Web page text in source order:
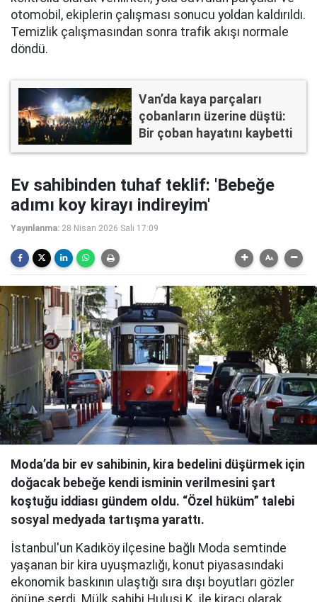
otomobil, ekiplerin çalışması sonucu yoldan kaldırıldı.
Temizlik çalışmasından sonra trafik akışı normale
döndü.
Van’da kaya parçaları
çobanların üzerine düştü:
Bir çoban hayatını kaybetti
Ev sahibinden tuhaf teklif: 'Bebeğe
adımı koy kirayı indireyim'
Yayınlanma: 28 Nisan 2026 Salı 17:09
Moda’da bir ev sahibinin, kira bedelini düşürmek için
doğacak bebeğe kendi isminin verilmesini şart
koştuğu iddiası gündem oldu. “Özel hüküm” talebi
sosyal medyada tartışma yarattı.
İstanbul'un Kadıköy ilçesine bağlı Moda semtinde
yaşanan bir kira uyuşmazlığı, konut piyasasındaki
ekonomik baskının ulaştığı sıra dışı boyutları gözler
önüne serdi. Mülk sahibi Hulusi K. ile kiracı olarak